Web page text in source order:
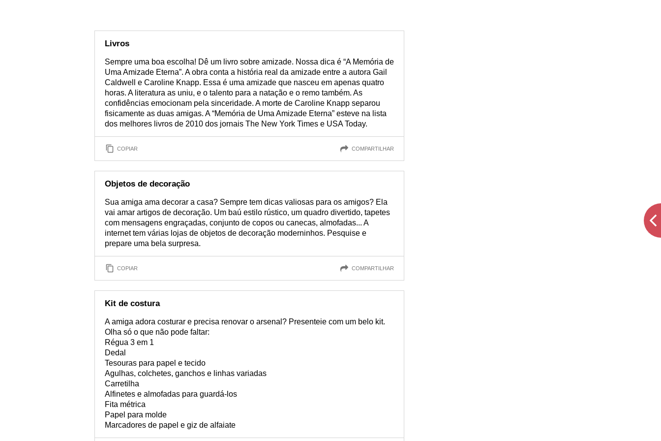
Livros
Sempre uma boa escolha! Dê um livro sobre amizade. Nossa dica é “A Memória de
Uma Amizade Eterna”. A obra conta a história real da amizade entre a autora Gail
Caldwell e Caroline Knapp. Essa é uma amizade que nasceu em apenas quatro
horas. A literatura as uniu, e o talento para a natação e o remo também. As
confidências emocionam pela sinceridade. A morte de Caroline Knapp separou
fisicamente as duas amigas. A “Memória de Uma Amizade Eterna” esteve na lista
dos melhores livros de 2010 dos jornais The New York Times e USA Today.
COPIAR COMPARTILHAR
Objetos de decoração
Sua amiga ama decorar a casa? Sempre tem dicas valiosas para os amigos? Ela
vai amar artigos de decoração. Um baú estilo rústico, um quadro divertido, tapetes
com mensagens engraçadas, conjunto de copos ou canecas, almofadas... A
internet tem várias lojas de objetos de decoração moderninhos. Pesquise e
prepare uma bela surpresa.
COPIAR COMPARTILHAR
Kit de costura
A amiga adora costurar e precisa renovar o arsenal? Presenteie com um belo kit.
Olha só o que não pode faltar:
Régua 3 em 1
Dedal
Tesouras para papel e tecido
Agulhas, colchetes, ganchos e linhas variadas
Carretilha
Alfinetes e almofadas para guardá-los
Fita métrica
Papel para molde
Marcadores de papel e giz de alfaiate